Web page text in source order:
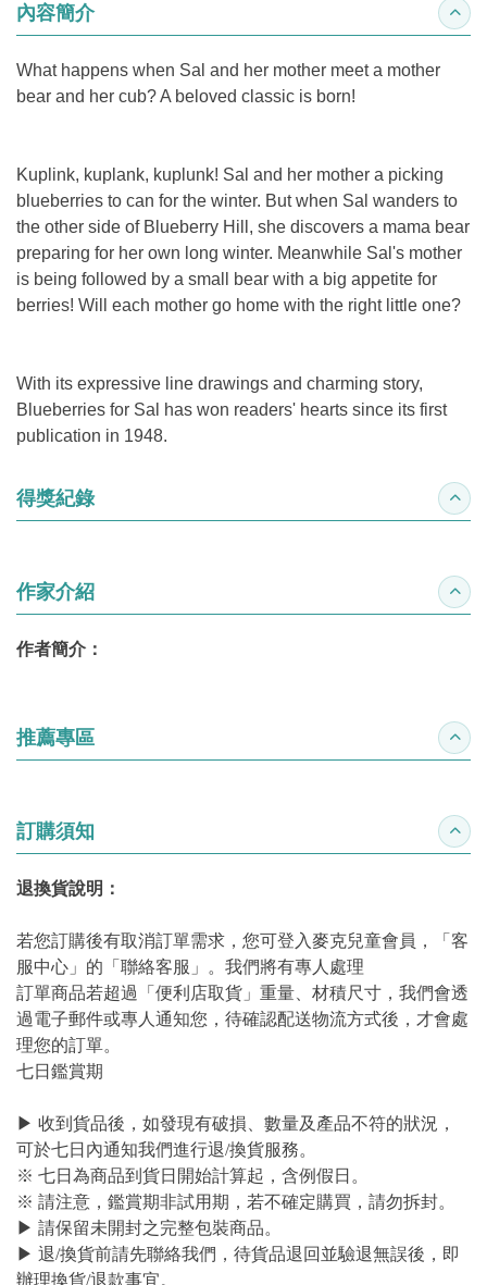
內容簡介 收合
What happens when Sal and her mother meet a mother
bear and her cub? A beloved classic is born!
Kuplink, kuplank, kuplunk! Sal and her mother a picking
blueberries to can for the winter. But when Sal wanders to
the other side of Blueberry Hill, she discovers a mama bear
preparing for her own long winter. Meanwhile Sal's mother
is being followed by a small bear with a big appetite for
berries! Will each mother go home with the right little one?
With its expressive line drawings and charming story,
Blueberries for Sal has won readers' hearts since its first
publication in 1948.
得獎紀錄 收合
作家介紹 收合
作者簡介：
推薦專區 收合
訂購須知 收合
退換貨說明：
若您訂購後有取消訂單需求，您可登入麥克兒童會員，「客
服中心」的「聯絡客服」。我們將有專人處理
訂單商品若超過「便利店取貨」重量、材積尺寸，我們會透
過電子郵件或專人通知您，待確認配送物流方式後，才會處
理您的訂單。
七日鑑賞期
▶ 收到貨品後，如發現有破損、數量及產品不符的狀況，
可於七日內通知我們進行退/換貨服務。
※ 七日為商品到貨日開始計算起，含例假日。
※ 請注意，鑑賞期非試用期，若不確定購買，請勿拆封。
▶ 請保留未開封之完整包裝商品。
▶ 退/換貨前請先聯絡我們，待貨品退回並驗退無誤後，即
辦理換貨/退款事宜。